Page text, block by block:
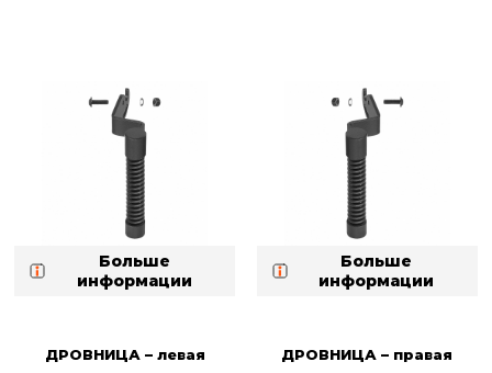
Больше
информации
Больше
информации
ДРОВНИЦА – левая ДРОВНИЦА – правая